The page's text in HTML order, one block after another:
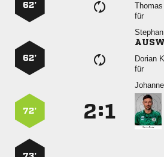
62’

für

62’

für
72’ :